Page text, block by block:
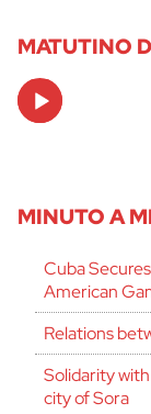
MATUTINO
Audio
Player
MINUTO A
Cuba
American
Relations
Solidarity
city of Sora